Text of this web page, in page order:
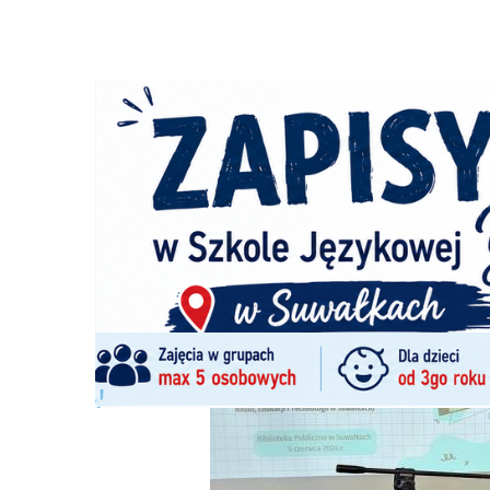
Ścieżka
nawigacyjna
Strona główna
Z ŻYCIA MIASTA 05/06/2024 / 11 Komentarzy
Wyjaśniali po co w Suwałkach powstać